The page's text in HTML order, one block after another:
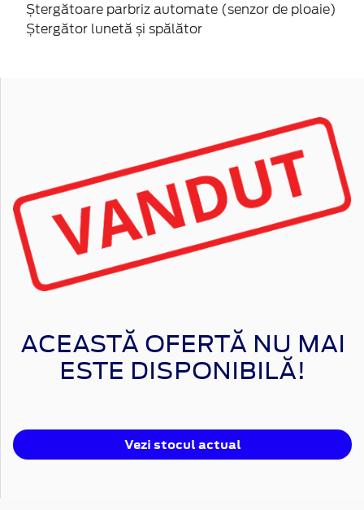
Ștergătoare parbriz automate (senzor de ploaie)
Ștergător lunetă și spălător
ACEASTĂ OFERTĂ NU MAI
ESTE DISPONIBILĂ!
Vezi stocul actual